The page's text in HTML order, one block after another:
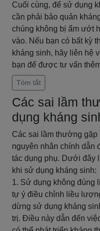
Cuối cùng, để sử dụng
cần phải bảo quản
chúng không bị ẩm ướt
vào. Nếu bạn có bất kỳ
kháng sinh, hãy liên hệ
bạn để được tư vấn
Tóm tắt
Các sai lầm
dụng kháng
Các sai lầm thường
nguyên nhân chính dẫn
tác dụng phụ. Dưới đây
khi sử dụng kháng sinh:
1. Sử dụng không
tự ý điều chỉnh liều
dừng sử dụng kháng
trị. Điều này dẫn đến